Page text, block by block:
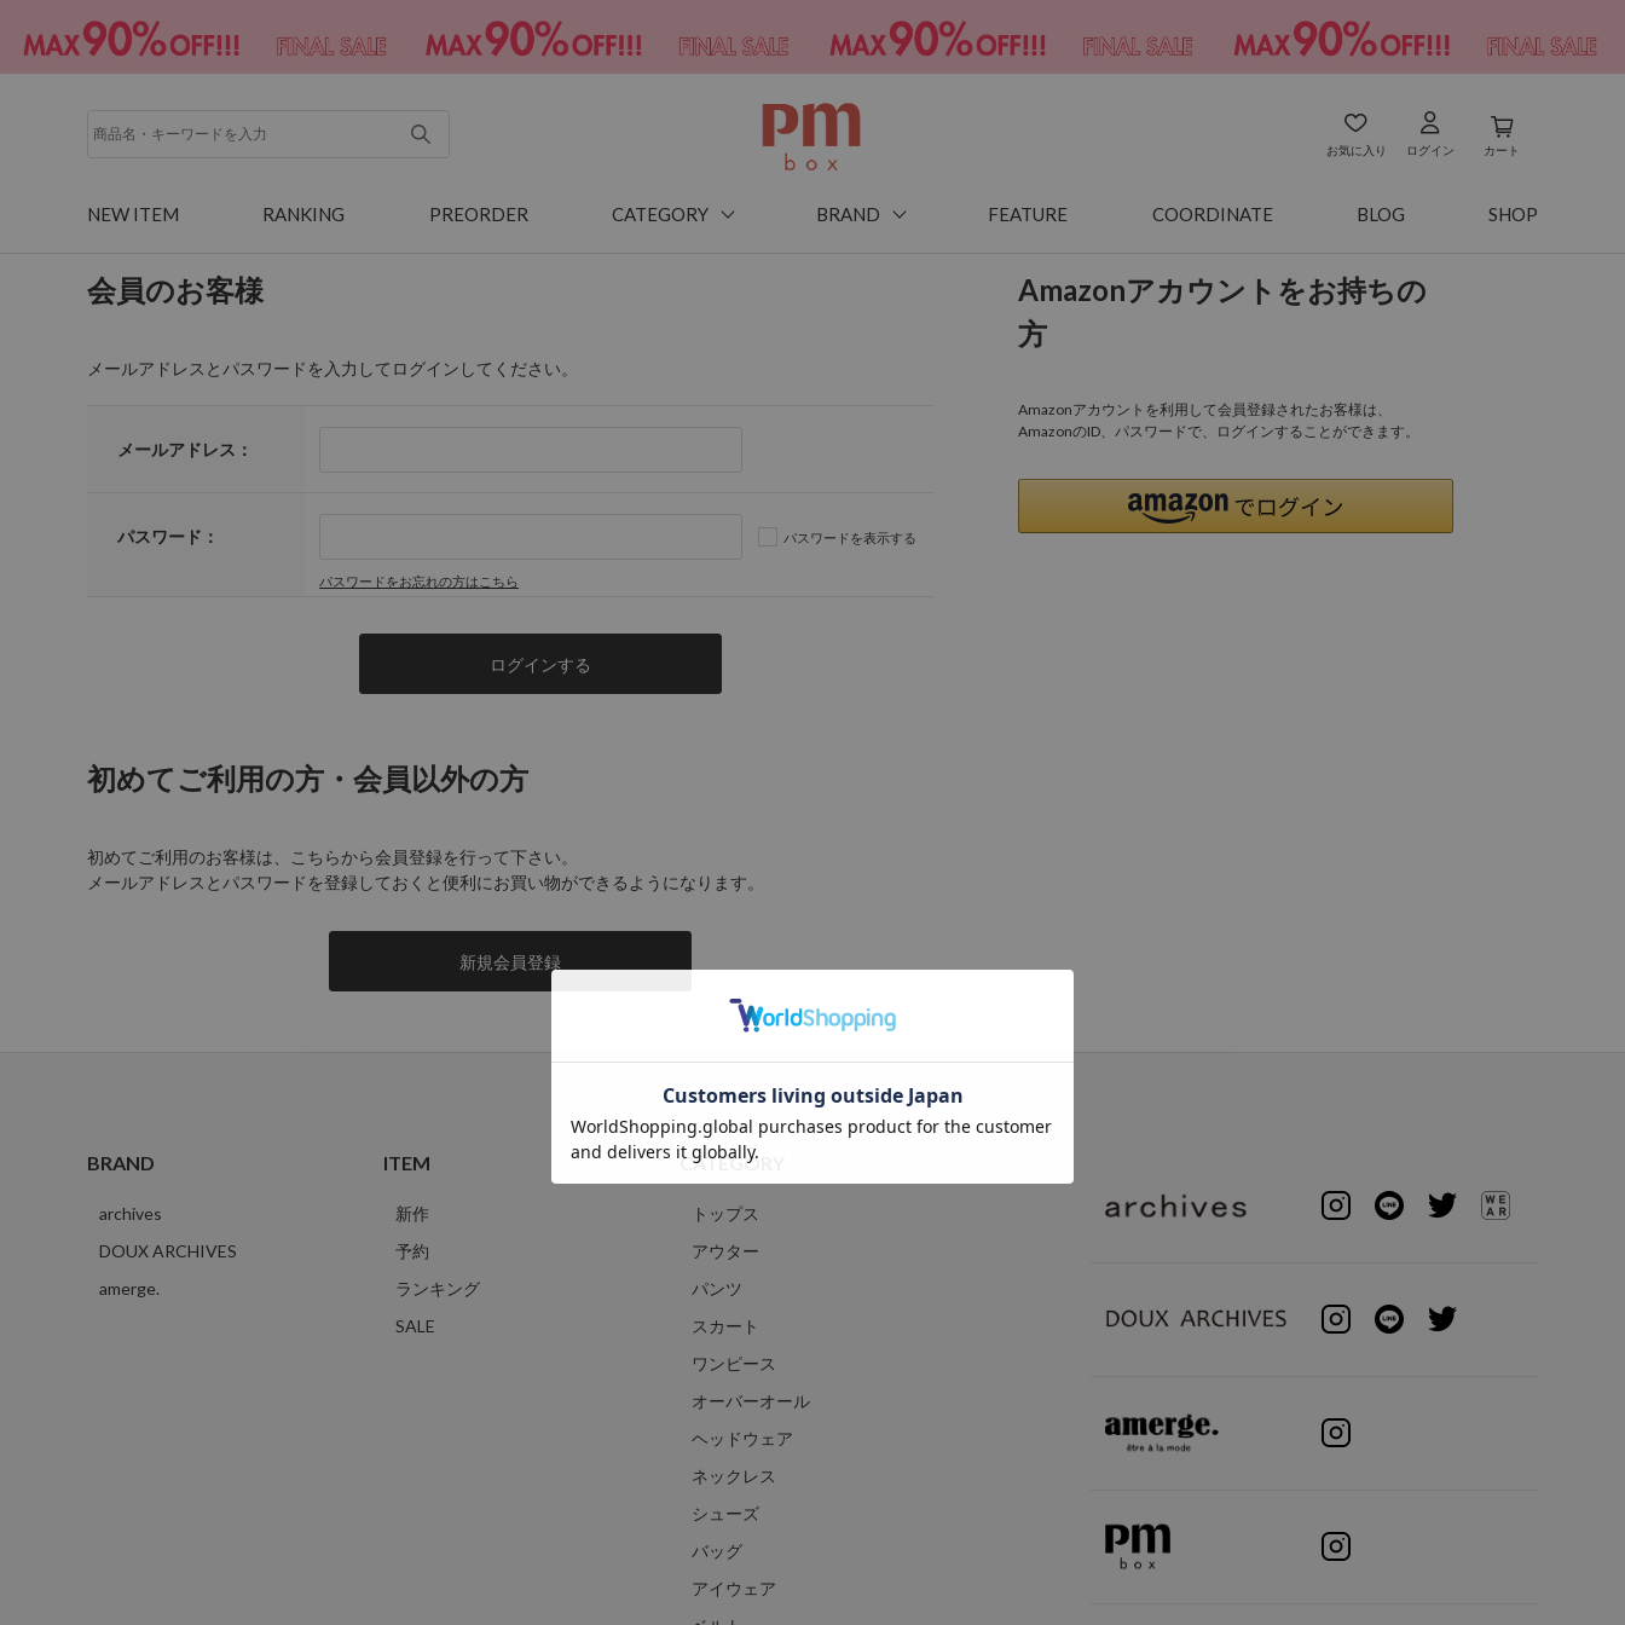
お気に入り ログイン カート
NEW ITEM RANKING PREORDER CATEGORY BRAND FEATURE COORDINATE BLOG SHOP
会員のお客様
メールアドレスとパスワードを入力してログインしてください。
メールアドレス：
パスワード： パスワードを表示する
パスワードをお忘れの方はこちら
Amazonアカウントをお持ちの
方
Amazonアカウントを利用して会員登録されたお客様は、
AmazonのID、パスワードで、ログインすることができます。
初めてご利用の方・会員以外の方
初めてご利用のお客様は、こちらから会員登録を行って下さい。
メールアドレスとパスワードを登録しておくと便利にお買い物ができるようになります。
BRAND
archives
DOUX ARCHIVES
amerge.
ITEM
新作
予約
ランキング
SALE
CATEGORY
トップス
アウター
パンツ
スカート
ワンピース
オーバーオール
ヘッドウェア
ネックレス
シューズ
バッグ
アイウェア